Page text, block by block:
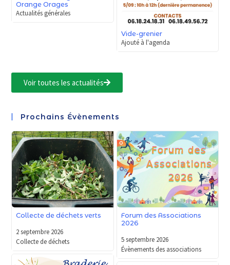
Orange Orages
Actualités générales
Vide-grenier
Ajouté à l'agenda
Voir toutes les actualités
Prochains Évènements
Collecte de déchets verts
2 septembre 2026
Collecte de déchets
Forum des Associations
2026
5 septembre 2026
Évènements des associations